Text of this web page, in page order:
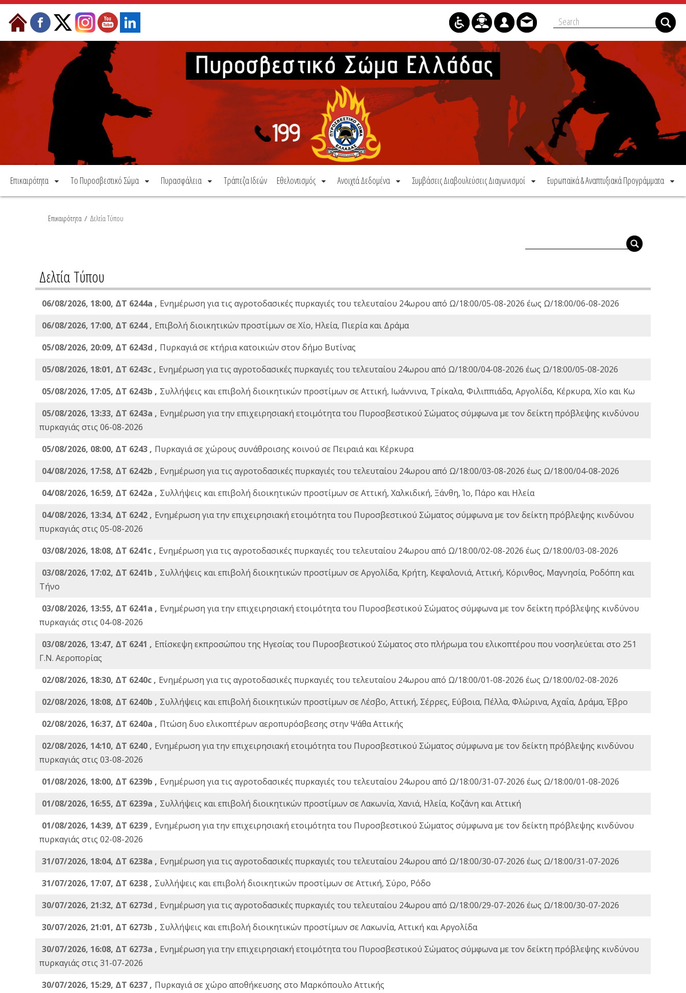
Μετάβαση στο περιεχόμενο
Επικαιρότητα Το Πυροσβεστικό Σώμα Πυρασφάλεια Τράπεζα Ιδεών Εθελοντισμός Ανοιχτά Δεδομένα Συμβάσεις Διαβουλεύσεις Διαγωνισμοί Ευρωπαϊκά & Αναπτυξιακά Προγράμματα
Επικαιρότητα / Δελτία Τύπου
Δελτία Τύπου
06/08/2026, 18:00, ΔΤ 6244a , Ενημέρωση για τις αγροτοδασικές πυρκαγιές του τελευταίου 24ωρου από Ω/18:00/05-08-2026 έως Ω/18:00/06-08-2026
06/08/2026, 17:00, ΔΤ 6244 , Επιβολή διοικητικών προστίμων σε Χίο, Ηλεία, Πιερία και Δράμα
05/08/2026, 20:09, ΔΤ 6243d , Πυρκαγιά σε κτήρια κατοικιών στον δήμο Βυτίνας
05/08/2026, 18:01, ΔΤ 6243c , Ενημέρωση για τις αγροτοδασικές πυρκαγιές του τελευταίου 24ωρου από Ω/18:00/04-08-2026 έως Ω/18:00/05-08-2026
05/08/2026, 17:05, ΔΤ 6243b , Συλλήψεις και επιβολή διοικητικών προστίμων σε Αττική, Ιωάννινα, Τρίκαλα, Φιλιππιάδα, Αργολίδα, Κέρκυρα, Χίο και Κω
05/08/2026, 13:33, ΔΤ 6243a , Ενημέρωση για την επιχειρησιακή ετοιμότητα του Πυροσβεστικού Σώματος σύμφωνα με τον δείκτη πρόβλεψης κινδύνου
πυρκαγιάς στις 06-08-2026
05/08/2026, 08:00, ΔΤ 6243 , Πυρκαγιά σε χώρους συνάθροισης κοινού σε Πειραιά και Κέρκυρα
04/08/2026, 17:58, ΔΤ 6242b , Ενημέρωση για τις αγροτοδασικές πυρκαγιές του τελευταίου 24ωρου από Ω/18:00/03-08-2026 έως Ω/18:00/04-08-2026
04/08/2026, 16:59, ΔΤ 6242a , Συλλήψεις και επιβολή διοικητικών προστίμων σε Αττική, Χαλκιδική, Ξάνθη, Ίο, Πάρο και Ηλεία
04/08/2026, 13:34, ΔΤ 6242 , Ενημέρωση για την επιχειρησιακή ετοιμότητα του Πυροσβεστικού Σώματος σύμφωνα με τον δείκτη πρόβλεψης κινδύνου
πυρκαγιάς στις 05-08-2026
03/08/2026, 18:08, ΔΤ 6241c , Ενημέρωση για τις αγροτοδασικές πυρκαγιές του τελευταίου 24ωρου από Ω/18:00/02-08-2026 έως Ω/18:00/03-08-2026
03/08/2026, 17:02, ΔΤ 6241b , Συλλήψεις και επιβολή διοικητικών προστίμων σε Αργολίδα, Κρήτη, Κεφαλονιά, Αττική, Κόρινθος, Μαγνησία, Ροδόπη και
Τήνο
03/08/2026, 13:55, ΔΤ 6241a , Ενημέρωση για την επιχειρησιακή ετοιμότητα του Πυροσβεστικού Σώματος σύμφωνα με τον δείκτη πρόβλεψης κινδύνου
πυρκαγιάς στις 04-08-2026
03/08/2026, 13:47, ΔΤ 6241 , Επίσκεψη εκπροσώπου της Ηγεσίας του Πυροσβεστικού Σώματος στο πλήρωμα του ελικοπτέρου που νοσηλεύεται στο 251
Γ.Ν. Αεροπορίας
02/08/2026, 18:30, ΔΤ 6240c , Ενημέρωση για τις αγροτοδασικές πυρκαγιές του τελευταίου 24ωρου από Ω/18:00/01-08-2026 έως Ω/18:00/02-08-2026
02/08/2026, 18:08, ΔΤ 6240b , Συλλήψεις και επιβολή διοικητικών προστίμων σε Λέσβο, Αττική, Σέρρες, Εύβοια, Πέλλα, Φλώρινα, Αχαΐα, Δράμα, Έβρο
02/08/2026, 16:37, ΔΤ 6240a , Πτώση δυο ελικοπτέρων αεροπυρόσβεσης στην Ψάθα Αττικής
02/08/2026, 14:10, ΔΤ 6240 , Ενημέρωση για την επιχειρησιακή ετοιμότητα του Πυροσβεστικού Σώματος σύμφωνα με τον δείκτη πρόβλεψης κινδύνου
πυρκαγιάς στις 03-08-2026
01/08/2026, 18:00, ΔΤ 6239b , Ενημέρωση για τις αγροτοδασικές πυρκαγιές του τελευταίου 24ωρου από Ω/18:00/31-07-2026 έως Ω/18:00/01-08-2026
01/08/2026, 16:55, ΔΤ 6239a , Συλλήψεις και επιβολή διοικητικών προστίμων σε Λακωνία, Χανιά, Ηλεία, Κοζάνη και Αττική
01/08/2026, 14:39, ΔΤ 6239 , Ενημέρωση για την επιχειρησιακή ετοιμότητα του Πυροσβεστικού Σώματος σύμφωνα με τον δείκτη πρόβλεψης κινδύνου
πυρκαγιάς στις 02-08-2026
31/07/2026, 18:04, ΔΤ 6238a , Ενημέρωση για τις αγροτοδασικές πυρκαγιές του τελευταίου 24ωρου από Ω/18:00/30-07-2026 έως Ω/18:00/31-07-2026
31/07/2026, 17:07, ΔΤ 6238 , Συλλήψεις και επιβολή διοικητικών προστίμων σε Αττική, Σύρο, Ρόδο
30/07/2026, 21:32, ΔΤ 6273d , Ενημέρωση για τις αγροτοδασικές πυρκαγιές του τελευταίου 24ωρου από Ω/18:00/29-07-2026 έως Ω/18:00/30-07-2026
30/07/2026, 21:01, ΔΤ 6273b , Συλλήψεις και επιβολή διοικητικών προστίμων σε Λακωνία, Αττική και Αργολίδα
30/07/2026, 16:08, ΔΤ 6273a , Ενημέρωση για την επιχειρησιακή ετοιμότητα του Πυροσβεστικού Σώματος σύμφωνα με τον δείκτη πρόβλεψης κινδύνου
πυρκαγιάς στις 31-07-2026
30/07/2026, 15:29, ΔΤ 6237 , Πυρκαγιά σε χώρο αποθήκευσης στο Μαρκόπουλο Αττικής